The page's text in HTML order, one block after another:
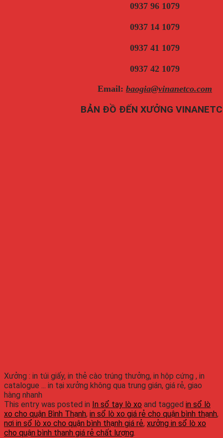
0937 96 1079
0937 14 1079
0937 41 1079
0937 42 1079
Email: baogia@vinanetco.com
BẢN ĐỒ ĐẾN XƯỞNG
Xưởng : in túi giấy, in thẻ cào trúng thưởng, in hộp cứng , in
catalogue ... in tại xưởng không qua trung gián, giá rẻ, giao
hàng nhanh
This entry was posted in In sổ tay lò xo and tagged in sổ lò
xo cho quận Bình Thạnh, in sổ lò xo giá rẻ cho quận bình thạnh,
nơi in sổ lò xo cho quận bình thạnh giá rẻ, xưởng in sổ lò xo
cho quận bình thanh giá rẻ chất lượng.